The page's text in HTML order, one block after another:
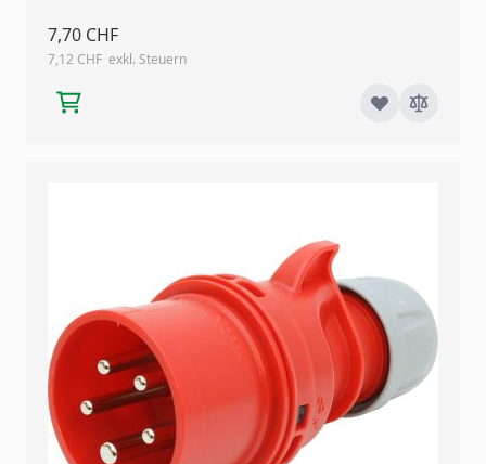
7,70 CHF
7,12 CHF